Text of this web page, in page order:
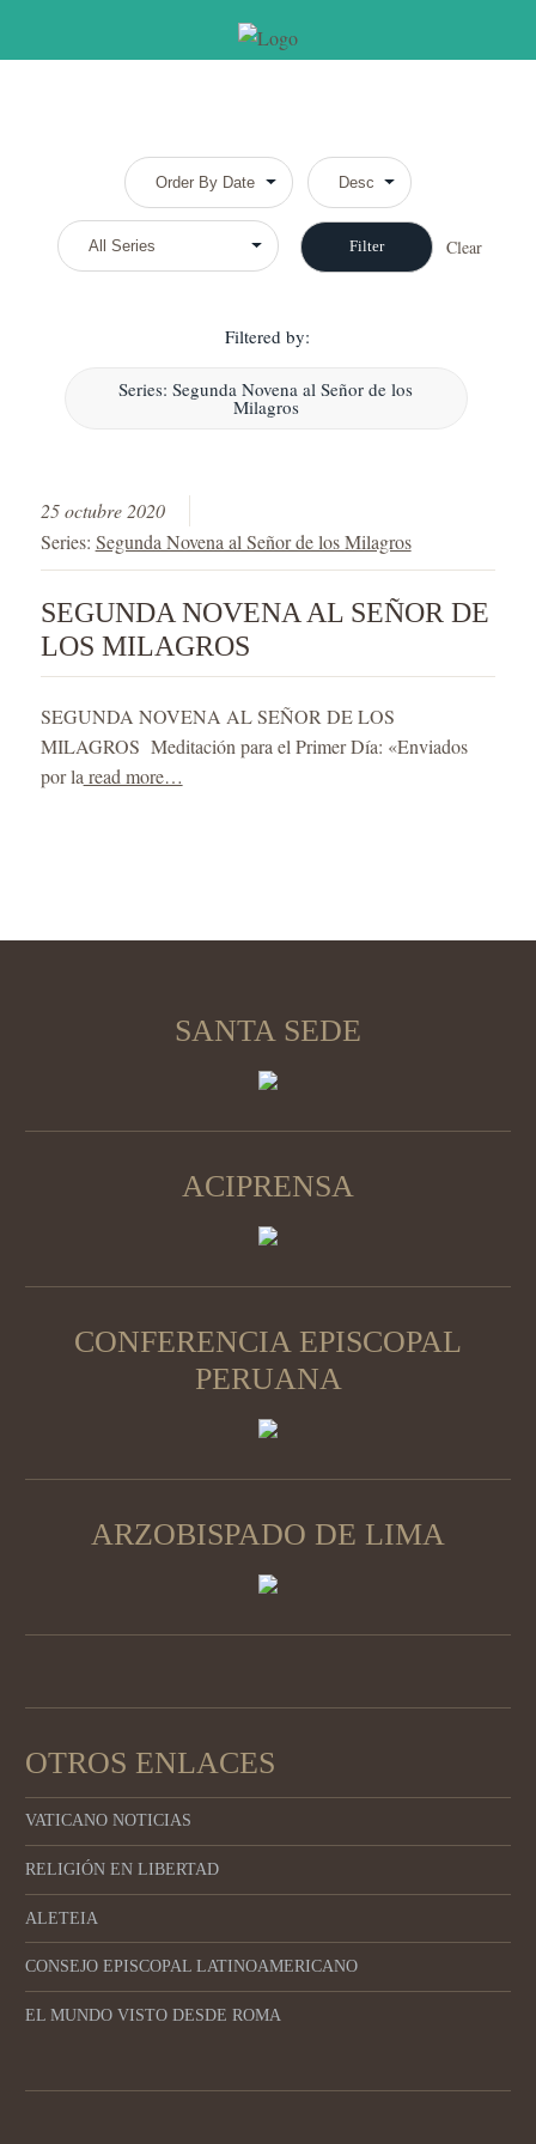
Clear
Filtered by:
Series: Segunda Novena al Señor de los
Milagros
25 octubre 2020
Series: Segunda Novena al Señor de los Milagros
SEGUNDA NOVENA AL SEÑOR DE
LOS MILAGROS
SEGUNDA NOVENA AL SEÑOR DE LOS
MILAGROS Meditación para el Primer Día: «Enviados
por la read more…
SANTA SEDE
ACIPRENSA
CONFERENCIA EPISCOPAL
PERUANA
ARZOBISPADO DE LIMA
OTROS ENLACES
VATICANO NOTICIAS
RELIGIÓN EN LIBERTAD
ALETEIA
CONSEJO EPISCOPAL LATINOAMERICANO
EL MUNDO VISTO DESDE ROMA